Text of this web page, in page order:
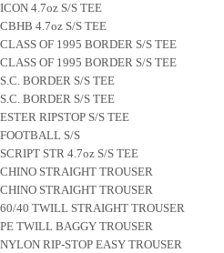
ICON 4.7oz S/S TEE
CBHB 4.7oz S/S TEE
CLASS OF 1995 BORDER S/S TEE
CLASS OF 1995 BORDER S/S TEE
S.C. BORDER S/S TEE
S.C. BORDER S/S TEE
ESTER RIPSTOP S/S TEE
FOOTBALL S/S
SCRIPT STR 4.7oz S/S TEE
CHINO STRAIGHT TROUSER
CHINO STRAIGHT TROUSER
60/40 TWILL STRAIGHT TROUSER
PE TWILL BAGGY TROUSER
NYLON RIP-STOP EASY TROUSER